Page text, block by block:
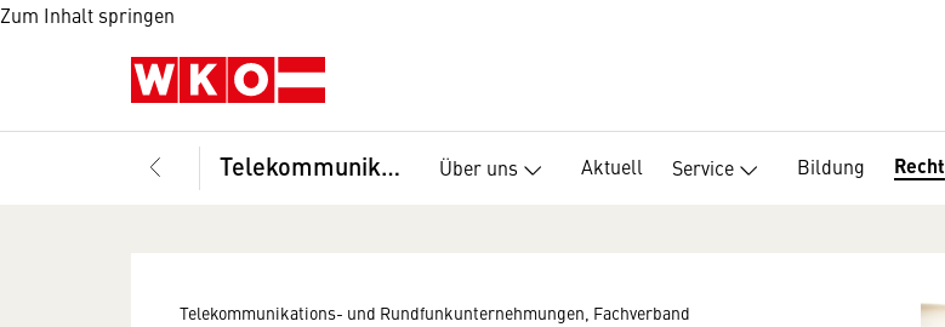
Zum Inhalt springen
Telekommunikations- und Rundfunkunternehmungen, Fachverband Über uns Aktuell Service Bildung Recht
Telekommunikations- und Rundfunkunternehmungen, Fachverband